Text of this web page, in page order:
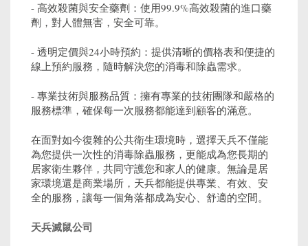
- 高效殺菌與安全藥劑：使用99.9%高效殺菌的進口藥
劑，對人體無害，安全可靠。
- 透明定價與24小時預約：提供清晰的價格表和便捷的
線上預約服務，隨時解決您的消毒和除蟲需求。
- 專業技術與服務品質：擁有專業的技術團隊和嚴格的
服務標準，確保每一次服務都能達到顧客的滿意。
在面對如今復雜的公共衛生環境時，選擇天兵不僅能
為您提供一次性的消毒除蟲服務，更能成為您長期的
居家衛生夥伴，共同守護您和家人的健康。無論是居
家環境還是商業場所，天兵都能提供專業、有效、安
全的服務，讓每一個角落都成為安心、舒適的空間。
天兵滅鼠公司